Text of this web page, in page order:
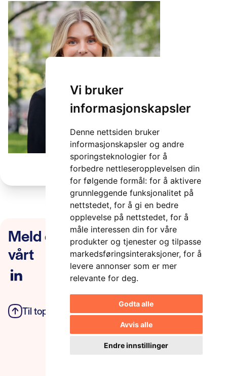
Vi bruker
informasjonskapsler
Denne nettsiden bruker
informasjonskapsler og andre
sporingsteknologier for å
forbedre nettleseropplevelsen din
for følgende formål: for å aktivere
grunnleggende funksjonalitet på
nettstedet, for å gi en bedre
opplevelse på nettstedet, for å
måle interessen din for våre
produkter og tjenester og tilpasse
markedsføringsinteraksjoner, for å
levere annonser som er mer
relevante for deg.
Godta alle
Avvis alle
Endre innstillinger
Meld deg på nyhetsbrevet
vårt
Til toppen Personvern